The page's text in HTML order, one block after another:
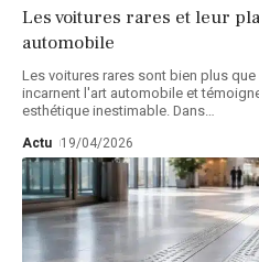
Les voitures rares et leur
automobile
Les voitures rares sont bien plus
incarnent l'art automobile et
esthétique inestimable. Dans…
Actu 19/04/2026